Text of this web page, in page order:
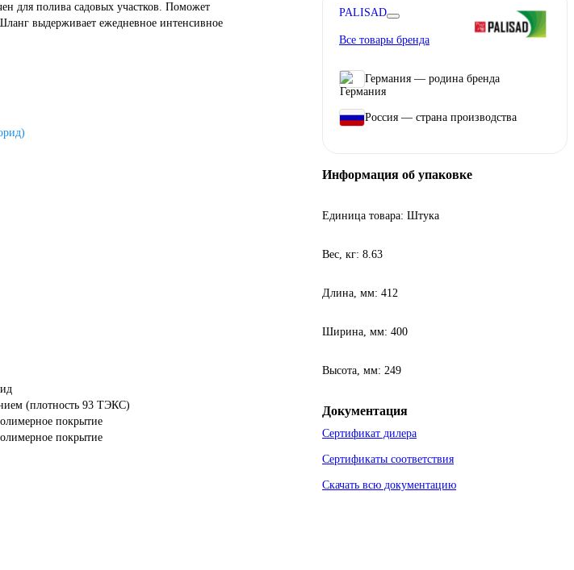
для полива садовых участков. Поможет
выдерживает ежедневное интенсивное
(плотность 93 ТЭКС)
покрытие
покрытие
PALISAD
Все товары бренда
Германия — родина бренда
Россия — страна производства
Информация об упаковке
Единица товара: Штука
Вес, кг: 8.63
Длина, мм: 412
Ширина, мм: 400
Высота, мм: 249
Документация
Сертификат дилера
Сертификаты соответствия
Скачать всю документацию